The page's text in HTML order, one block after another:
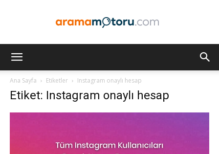
Optimizasyonu
Ana Sayfa Etiketler Instagram onaylı hesap
Etiket: Instagram onaylı hesap